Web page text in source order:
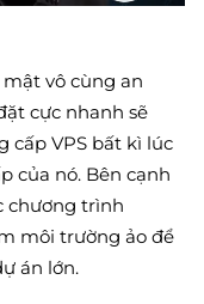
mật vô cùng an
cực nhanh sẽ
cấp VPS bất kì lúc
của nó. Bên cạnh
chương trình
môi trường ảo để
án lớn.